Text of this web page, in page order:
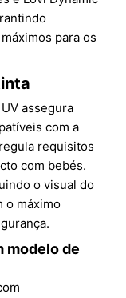
para os
assegura
com a
requisitos
com bebés.
o visual do
o máximo
modelo de